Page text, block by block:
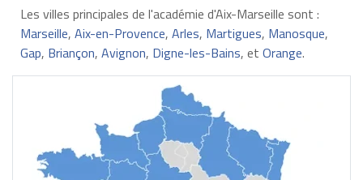
Les villes principales de l'académie d'Aix-Marseille sont :
Marseille, Aix-en-Provence, Arles, Martigues, Manosque,
Gap, Briançon, Avignon, Digne-les-Bains, et Orange.